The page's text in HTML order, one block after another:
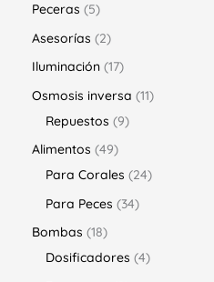
Peceras
5
Asesorías
2
Iluminación 17
Osmosis inversa 11
Repuestos
9
Alimentos 49
Para Corales
24
Para Peces
34
Bombas 18
Dosificadores 4